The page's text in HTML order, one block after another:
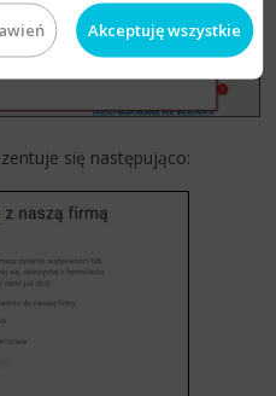
się następująco:
Akceptuję wszystkie